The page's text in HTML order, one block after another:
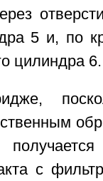
5 и, по
цилиндра 6.
с